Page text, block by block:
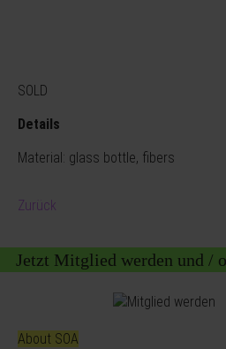
SOLD
Details
Material: glass bottle, fibers
Zurück
Jetzt Mitglied werden und /
About SOA